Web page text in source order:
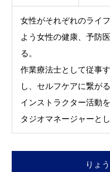
女性がそれぞれのライ
よう女性の健康、予防
る。
作業療法士として従事
し、セルフケアに繋が
インストラクター活動
タジオマネージャーと
りょ